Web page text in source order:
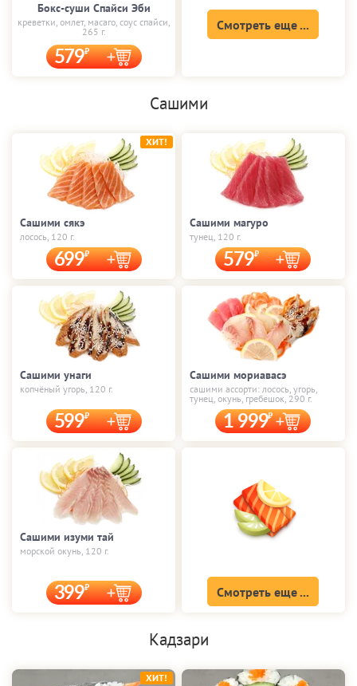
Бокс-суши Спайси Эби
креветки, омлет, масаго, соус спайси,
265 г.
579
Смотреть еще ...
Сашими
Сашими сякэ
лосось, 120 г.
699
ХИТ!
Сашими магуро
тунец, 120 г.
579
Сашими унаги
копчёный угорь, 120 г.
599
Сашими мориавасэ
сашими ассорти: лосось, угорь,
тунец, окунь, гребешок, 290 г.
1 999
Сашими изуми тай
морской окунь, 120 г.
399 Смотреть еще ...
Кадзари
ХИТ!